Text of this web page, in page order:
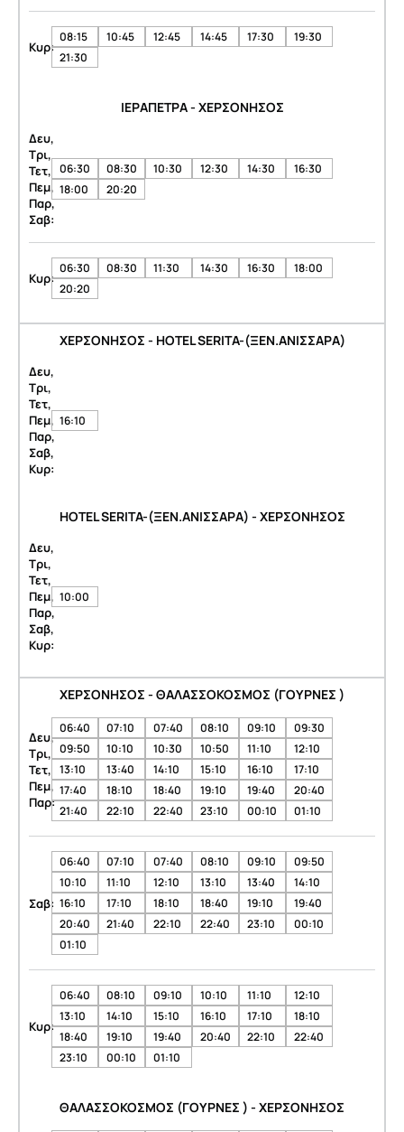
Κυρ:
08:15 10:45 12:45 14:45 17:30
19:30
21:30
ΙΕΡΑΠΕΤΡΑ - ΧΕΡΣΟΝΗΣΟΣ
Δευ,
Τρι,
Τετ,
Πεμ,
Παρ,
Σαβ:
06:30 08:30 10:30 12:30 14:30
16:30
18:00
20:20
Κυρ:
06:30 08:30 11:30 14:30 16:30
18:00
20:20
ΧΕΡΣΟΝΗΣΟΣ - HOTEL SERITA-(ΞΕΝ.ΑΝΙΣΣΑΡΑ)
Δευ,
Τρι,
Τετ,
Πεμ,
Παρ,
Σαβ,
Κυρ:
16:10
HOTEL SERITA-(ΞΕΝ.ΑΝΙΣΣΑΡΑ) - ΧΕΡΣΟΝΗΣΟΣ
Δευ,
Τρι,
Τετ,
Πεμ,
Παρ,
Σαβ,
Κυρ:
10:00
ΧΕΡΣΟΝΗΣΟΣ - ΘΑΛΑΣΣΟΚΟΣΜΟΣ (ΓΟΥΡΝΕΣ )
Δευ,
Τρι,
Τετ,
Πεμ,
Παρ:
06:40 07:10 07:40 08:10 09:10
09:30
09:50
10:10 10:30 10:50 11:10
12:10
13:10
13:40 14:10 15:10 16:10
17:10
17:40
18:10 18:40 19:10 19:40
20:40
21:40
22:10 22:40 23:10 00:10 01:10
Σαβ:
06:40 07:10 07:40 08:10 09:10
09:50
10:10
11:10 12:10 13:10 13:40
14:10
16:10
17:10 18:10 18:40 19:10
19:40
20:40
21:40 22:10 22:40 23:10
00:10
01:10
Κυρ:
06:40 08:10 09:10 10:10 11:10
12:10
13:10
14:10 15:10 16:10 17:10
18:10
18:40
19:10 19:40 20:40 22:10
22:40
23:10
00:10 01:10
ΘΑΛΑΣΣΟΚΟΣΜΟΣ (ΓΟΥΡΝΕΣ ) - ΧΕΡΣΟΝΗΣΟΣ